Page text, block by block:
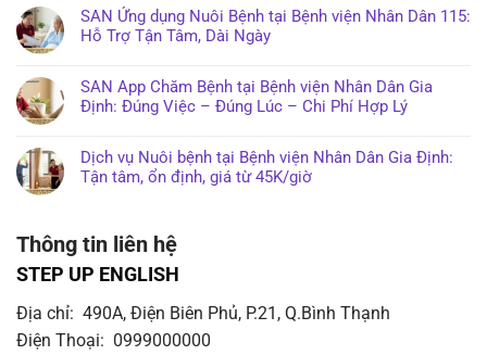
SAN Ứng dụng Nuôi Bệnh tại Bệnh viện Nhân Dân 115:
Hỗ Trợ Tận Tâm, Dài Ngày
SAN App Chăm Bệnh tại Bệnh viện Nhân Dân Gia
Định: Đúng Việc – Đúng Lúc – Chi Phí Hợp Lý
Dịch vụ Nuôi bệnh tại Bệnh viện Nhân Dân Gia Định:
Tận tâm, ổn định, giá từ 45K/giờ
Thông tin liên hệ
STEP UP ENGLISH
Địa chỉ: 490A, Điện Biên Phủ, P.21, Q.Bình Thạnh
Điện Thoại: 0999000000